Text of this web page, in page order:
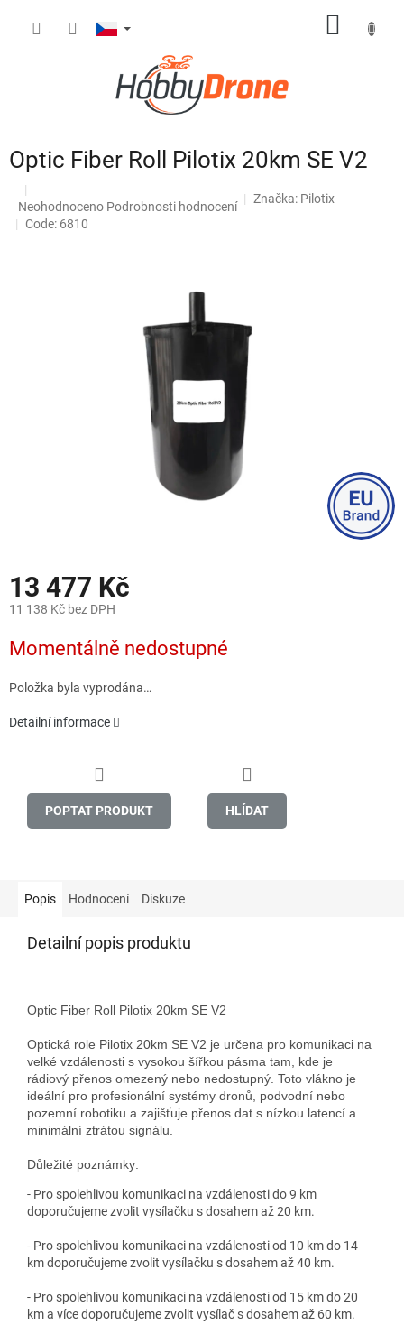
Optic Fiber Roll Pilotix 20km SE V2
Průměrné
hodnocení
Neohodnoceno Podrobnosti hodnocení
Značka: Pilotix
Code: 6810
13 477 Kč
11 138 Kč bez DPH
cena:
Momentálně nedostupné
Položka byla vyprodána…
Detailní informace
POPTAT PRODUKT HLÍDAT
Popis Hodnocení Diskuze
Detailní popis produktu
Optic Fiber Roll Pilotix 20km SE V2
Optická role Pilotix 20km SE V2 je určena pro komunikaci na
velké vzdálenosti s vysokou šířkou pásma tam, kde je
rádiový přenos omezený nebo nedostupný. Toto vlákno je
ideální pro profesionální systémy dronů, podvodní nebo
pozemní robotiku a zajišťuje přenos dat s nízkou latencí a
minimální ztrátou signálu.
Důležité poznámky:
- Pro spolehlivou komunikaci na vzdálenosti do 9 km
doporučujeme zvolit vysílačku s dosahem až 20 km.
- Pro spolehlivou komunikaci na vzdálenosti od 10 km do 14
km doporučujeme zvolit vysílačku s dosahem až 40 km.
- Pro spolehlivou komunikaci na vzdálenosti od 15 km do 20
km a více doporučujeme zvolit vysílač s dosahem až 60 km.